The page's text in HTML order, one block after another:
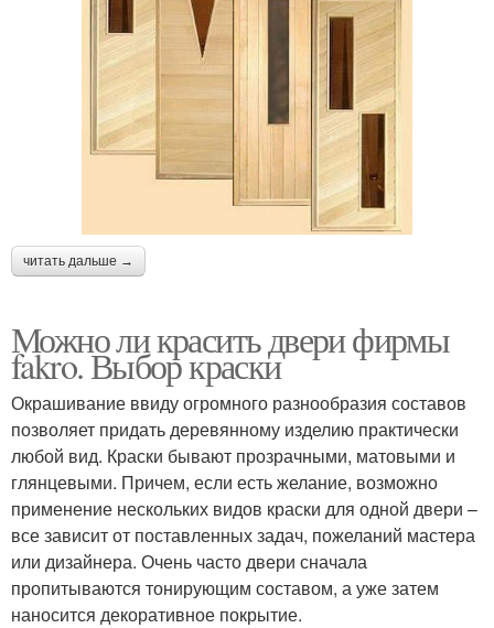
читать дальше →
Можно ли красить двери фирмы
fakro. Выбор краски
Окрашивание ввиду огромного разнообразия составов
позволяет придать деревянному изделию практически
любой вид. Краски бывают прозрачными, матовыми и
глянцевыми. Причем, если есть желание, возможно
применение нескольких видов краски для одной двери –
все зависит от поставленных задач, пожеланий мастера
или дизайнера. Очень часто двери сначала
пропитываются тонирующим составом, а уже затем
наносится декоративное покрытие.